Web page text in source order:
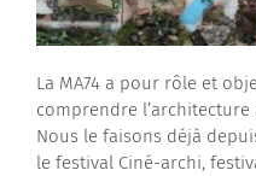
La MA74 a pour rôle et
comprendre
Nous le faisons déjà
le festival Ciné-archi,